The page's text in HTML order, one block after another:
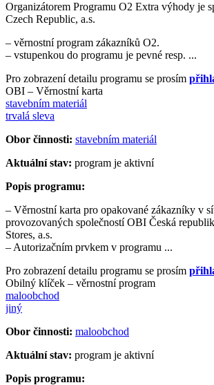
Organizátorem Programu O2 Extra výhody je
Czech Republic, a.s.
– věrnostní program zákazníků O2.
– vstupenkou do programu je pevné resp. ...
Pro zobrazení detailu programu se prosím
OBI – Věrnostní karta
stavebním materiál
trvalá sleva
Obor činnosti: stavebním materiál
Aktuální stav: program je aktivní
Popis programu:
– Věrnostní karta pro opakované zákazníky v
provozovaných společností OBI Česká
Stores, a.s.
– Autorizačním prvkem v programu ...
Pro zobrazení detailu programu se prosím
Obilný klíček – věrnostní program
maloobchod
jiný
Obor činnosti: maloobchod
Aktuální stav: program je aktivní
Popis programu: